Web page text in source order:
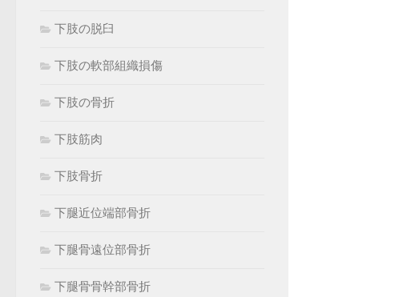
下肢の脱臼
下肢の軟部組織損傷
下肢の骨折
下肢筋肉
下肢骨折
下腿近位端部骨折
下腿骨遠位部骨折
下腿骨骨幹部骨折